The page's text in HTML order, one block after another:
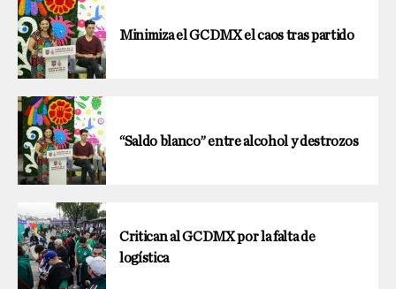
Minimiza el GCDMX el caos tras partido
“Saldo blanco” entre alcohol y destrozos
Critican al GCDMX por la falta de
logística